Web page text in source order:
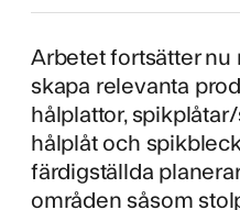
Arbetet fortsätter nu
skapa relevanta
hålplattor,
hålplåt och
färdigställda
områden såsom